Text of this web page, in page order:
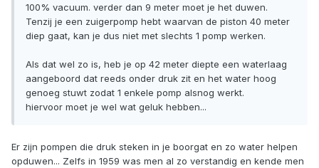
100% vacuum. verder dan 9 meter moet je het duwen.
Tenzij je een zuigerpomp hebt waarvan de piston 40 meter
diep gaat, kan je dus niet met slechts 1 pomp werken.
Als dat wel zo is, heb je op 42 meter diepte een waterlaag
aangeboord dat reeds onder druk zit en het water hoog
genoeg stuwt zodat 1 enkele pomp alsnog werkt.
hiervoor moet je wel wat geluk hebben...
Er zijn pompen die druk steken in je boorgat en zo water helpen
opduwen... Zelfs in 1959 was men al zo verstandig en kende men